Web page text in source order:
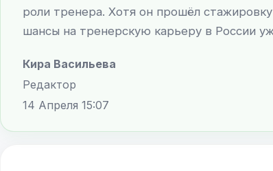
роли тренера. Хотя он прошёл
шансы на тренерскую карьеру в России
Кира Васильева
Редактор
14 Апреля 15:07